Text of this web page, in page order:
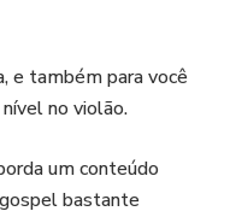
e também para você
no violão.
um conteúdo
bastante